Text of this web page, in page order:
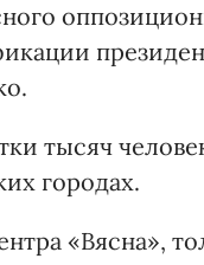
тысяч
городах.
«Вясна»,